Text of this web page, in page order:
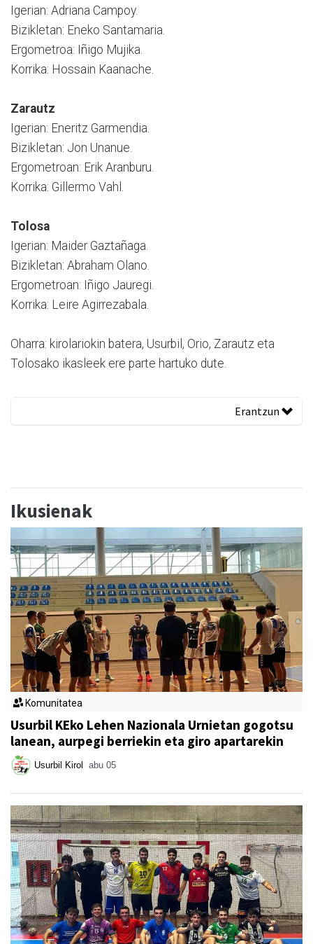
Igerian: Adriana Campoy.
Bizikletan: Eneko Santamaria.
Ergometroa: Iñigo Mujika.
Korrika: Hossain Kaanache.
Zarautz
Igerian: Eneritz Garmendia.
Bizikletan: Jon Unanue.
Ergometroan: Erik Aranburu.
Korrika: Gillermo Vahl.
Tolosa
Igerian: Maider Gaztañaga.
Bizikletan: Abraham Olano.
Ergometroan: Iñigo Jauregi.
Korrika: Leire Agirrezabala.
Oharra: kirolariokin batera, Usurbil, Orio, Zarautz eta
Tolosako ikasleek ere parte hartuko dute.
Erantzun
Ikusienak
Komunitatea
Usurbil KEko Lehen Nazionala Urnietan gogotsu
lanean, aurpegi berriekin eta giro apartarekin
Usurbil Kirol abu 05